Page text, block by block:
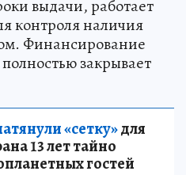
выдачи, работает
контроля наличия
Финансирование
закрывает
«сетку»для
13 лет тайно
гостей